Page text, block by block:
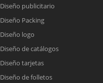
Diseño publicitario
Diseño Packing
Diseño logo
Diseño de catálogos
Diseño tarjetas
Diseño de folletos